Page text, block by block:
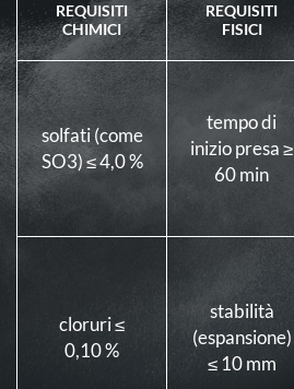
REQUISITI
CHIMICI
REQUISITI
FISICI
solfati (come
SO3) ≤ 4,0 %
tempo di
inizio presa ≥
60 min
cloruri ≤
0,10 %
stabilità
(espansione)
≤ 10 mm